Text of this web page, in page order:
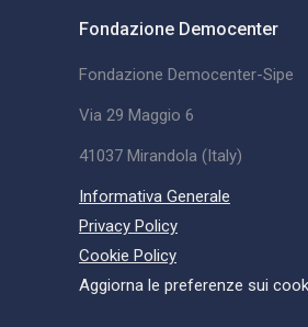
Fondazione Democenter
Fondazione Democenter-Sipe
Via 29 Maggio 6
41037 Mirandola (Italy)
Informativa Generale
Privacy Policy
Cookie Policy
Aggiorna le preferenze sui